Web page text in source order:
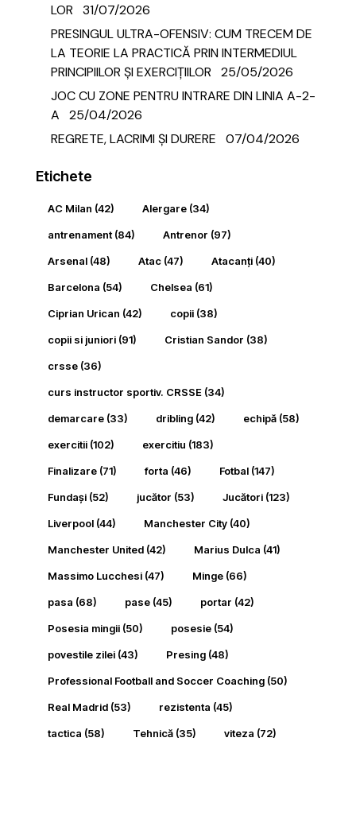
LOR
31/07/2026
PRESINGUL ULTRA-OFENSIV: CUM TRECEM DE
LA TEORIE LA PRACTICĂ PRIN INTERMEDIUL
PRINCIPIILOR ȘI EXERCIȚIILOR
25/05/2026
JOC CU ZONE PENTRU INTRARE DIN LINIA A-2-
A
25/04/2026
REGRETE, LACRIMI ȘI DURERE
07/04/2026
Etichete
AC Milan (42) Alergare (34)
antrenament(84) Antrenor (97)
Arsenal (48) Atac (47) Atacanți (40)
Barcelona (54) Chelsea (61)
Ciprian Urican (42) copii (38)
copii si juniori (91) Cristian Sandor (38)
crsse (36)
curs instructor sportiv. CRSSE (34)
demarcare (33) dribling (42) echipă (58)
exercitii (102) exercitiu (183)
Finalizare (71) forta (46) Fotbal (147)
Fundași (52) jucător (53) Jucători (123)
Liverpool (44) Manchester City (40)
Manchester United (42) Marius Dulca (41)
Massimo Lucchesi (47) Minge (66)
pasa (68) pase (45) portar (42)
Posesia mingii (50) posesie (54)
povestile zilei (43) Presing (48)
Professional Football and Soccer Coaching (50)
Real Madrid (53) rezistenta (45)
tactica (58) Tehnică (35) viteza (72)